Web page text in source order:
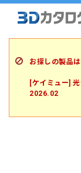
お探しの製品
[ケイミュー]
2026.02